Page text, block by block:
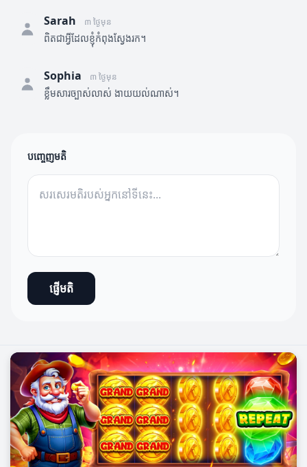
Sarah ៣ ថ្ងៃមុន
ពិតជាអ្វីដែលខ្ញុំកំពុងស្វែងរក។
Sophia ៣ ថ្ងៃមុន
ខ្លឹមសារច្បាស់លាស់ ងាយយល់ណាស់។
បញ្ចេញមតិ
ផ្ញើមតិ